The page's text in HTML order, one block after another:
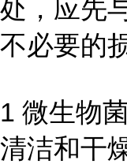
处，应先
不必要的
1 微生物
清洁和干